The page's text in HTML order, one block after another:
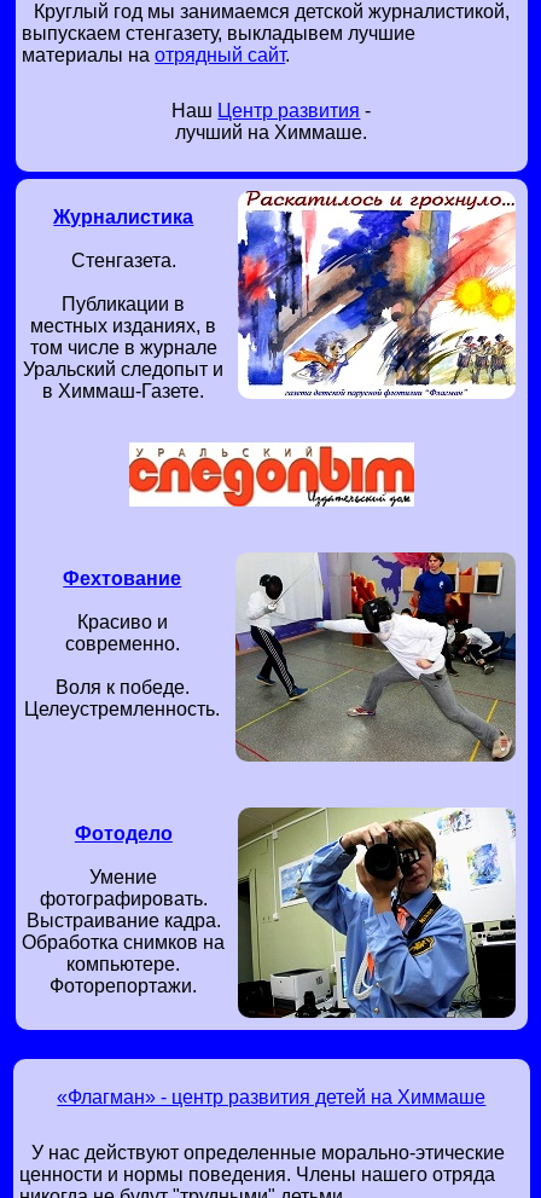
Круглый год мы занимаемся детской журналистикой,
выпускаем стенгазету, выкладывем лучшие
материалы наотрядный сайт.
Наш Центр развития -
лучший на Химмаше.
Журналистика
Стенгазета.
Публикации в
местных изданиях, в
том числе в журнале
Уральский следопыт и
в Химмаш-Газете.
Фехтование
Красиво и
современно.
Воля к победе.
Целеустремленность.
Фотодело
Умение
фотографировать.
Выстраивание кадра.
Обработка снимков на
компьютере.
Фоторепортажи.
«Флагман» - центр развития детей на Химмаше
У нас действуют определенные морально-этические
ценности и нормы поведения. Члены нашего отряда